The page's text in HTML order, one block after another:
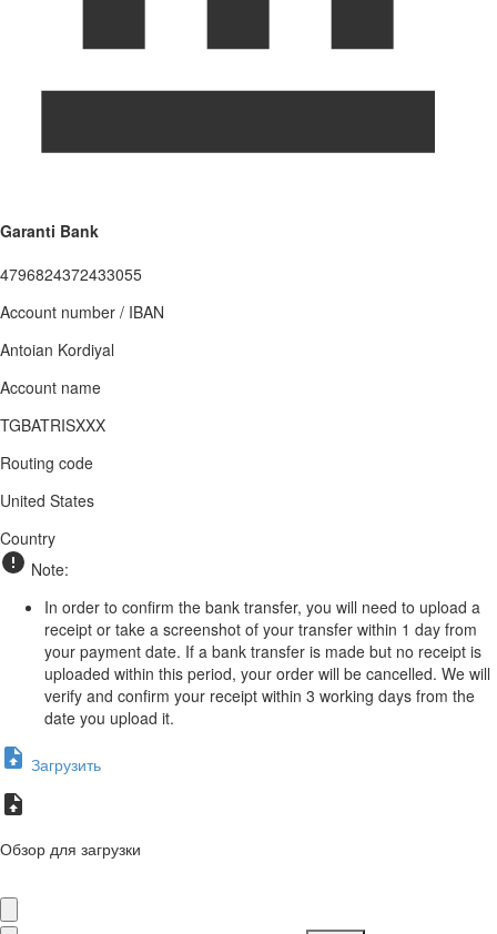
Garanti Bank
4796824372433055
Account number / IBAN
Antoian Kordiyal
Account name
TGBATRISXXX
Routing code
United States
Country
Note:
In order to confirm the bank transfer, you will need to upload a
receipt or take a screenshot of your transfer within 1 day from
your payment date. If a bank transfer is made but no receipt is
uploaded within this period, your order will be cancelled. We will
verify and confirm your receipt within 3 working days from the
date you upload it.
Загрузить
Обзор для загрузки